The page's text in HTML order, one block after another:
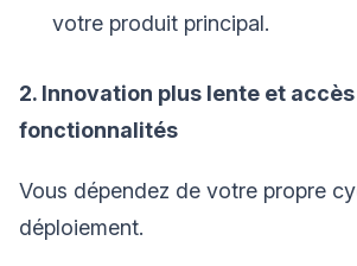
votre produit principal.
2. Innovation plus lente et
fonctionnalités
Vous dépendez de votre propre
déploiement.